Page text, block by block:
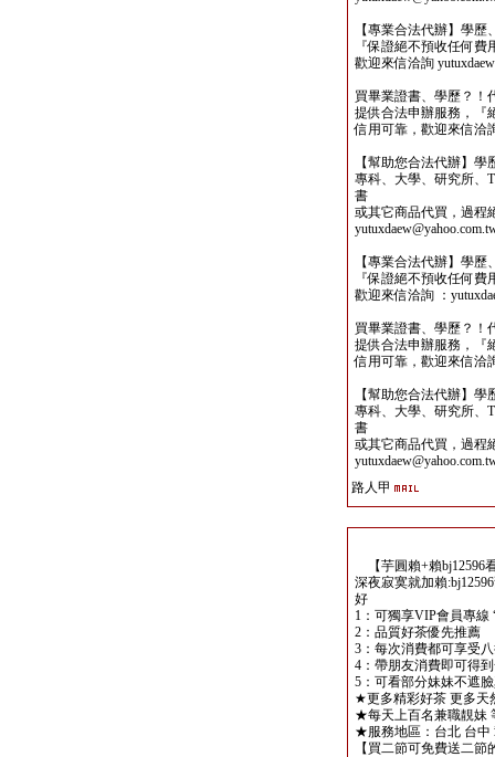
【專業合法代辦】學
『保證絕不預收任何
歡迎來信洽詢
買畢業證書、學歷？！
提供合法申辦服務，『
信用可靠，歡迎來信洽
【幫助您合法代辦】
專科、大學、研究所、
書
或其它商品代買，過程
【專業合法代辦】學
『保證絕不預收任何
歡迎來信洽詢 ：
買畢業證書、學歷？！
提供合法申辦服務，『
信用可靠，歡迎來信洽
【幫助您合法代辦】
專科、大學、研究所、
書
或其它商品代買，過程
路人甲
【芋圓賴+賴bj12596
深夜寂寞就加賴
好
1：可獨享VIP會員專線
2：品質好茶優先推薦
3：每次消費都可享受
4：帶朋友消費即可得
5：可看部分妹妹不遮
★更多精彩好茶 更多天
★每天上百名兼職靚妹
★服務地區：台北 台中
【買二節可免費送二節